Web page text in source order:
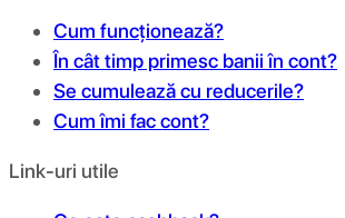
Cum funcționează?
În cât timp primesc banii în cont?
Se cumulează cu reducerile?
Cum îmi fac cont?
Link-uri utile